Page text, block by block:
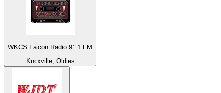
WKCS Falcon Radio 91.1 FM
Knoxville, Oldies